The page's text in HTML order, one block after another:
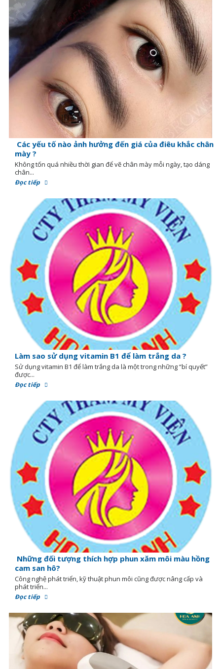
Các yếu tố nào ảnh hưởng đến giá của điêu khắc chân
mày ?
Không tốn quá nhiều thời gian để vẽ chân mày mỗi ngày, tạo dáng
chân...
Đọc tiếp
Làm sao sử dụng vitamin B1 để làm trắng da ?
Sử dụng vitamin B1 để làm trắng da là một trong những “bí quyết”
được...
Đọc tiếp
Những đối tượng thích hợp phun xăm môi màu hồng
cam san hô?
Công nghệ phát triển, kỹ thuật phun môi cũng được nâng cấp và
phát triển...
Đọc tiếp